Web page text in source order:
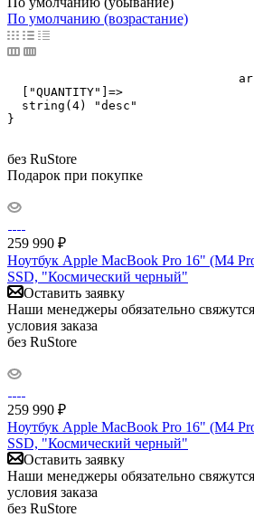
По умолчанию (возрастание)
  ["QUANTITY"]=>
  string(4) "desc"
}
без RuStore
Подарок при покупке
259 990 ₽
Ноутбук Apple MacBook Pro 16" (M4
SSD, "Космический черный"
Оставить заявку
Наши менеджеры обязательно
условия заказа
без RuStore
259 990 ₽
Ноутбук Apple MacBook Pro 16" (M4
SSD, "Космический черный"
Оставить заявку
Наши менеджеры обязательно
условия заказа
без RuStore